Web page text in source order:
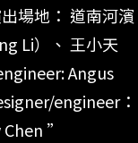
場地： 道南河濱
Li）、 王小天
Angus
engineer：
”